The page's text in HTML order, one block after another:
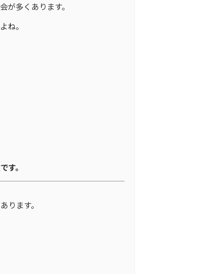
多くあります。
ね。
す。
ります。